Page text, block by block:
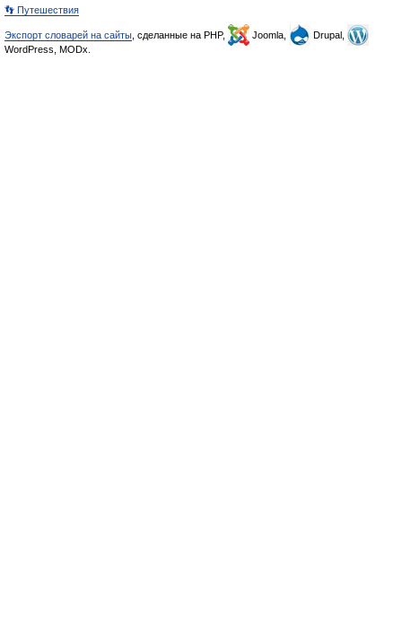
👣 Путешествия
Экспорт словарей на сайты , сделанные на PHP, Joomla,
Drupal,
WordPress, MODx.